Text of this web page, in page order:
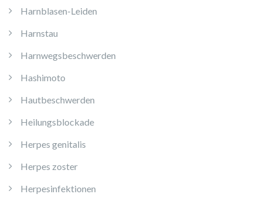
Harnblasen-Leiden
Harnstau
Harnwegsbeschwerden
Hashimoto
Hautbeschwerden
Heilungsblockade
Herpes genitalis
Herpes zoster
Herpesinfektionen